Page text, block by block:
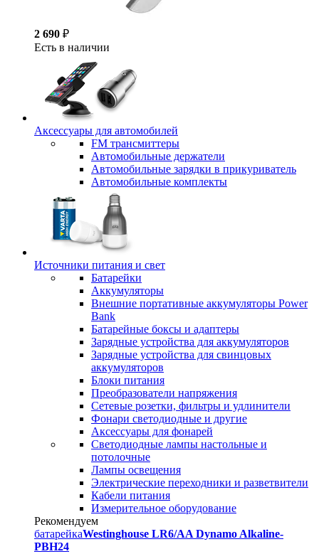
2 690 ₽
Есть в наличии
Аксессуары для автомобилей
FM трансмиттеры
Автомобильные держатели
Автомобильные зарядки в прикуриватель
Автомобильные комплекты
Источники питания и свет
Батарейки
Аккумуляторы
Внешние портативные аккумуляторы Power
Bank
Батарейные боксы и адаптеры
Зарядные устройства для аккумуляторов
Зарядные устройства для свинцовых
аккумуляторов
Блоки питания
Преобразователи напряжения
Сетевые розетки, фильтры и удлинители
Фонари светодиодные и другие
Аксессуары для фонарей
Светодиодные лампы настольные и
потолочные
Лампы освещения
Электрические переходники и разветвители
Кабели питания
Измерительное оборудование
Рекомендуем
батарейкаWestinghouse LR6/AA Dynamo Alkaline-
PBH24